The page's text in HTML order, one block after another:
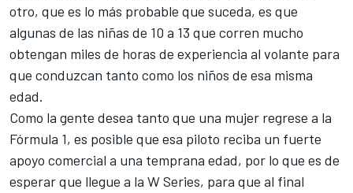
otro, que es lo más probable que suceda, es que
algunas de las niñas de 10 a 13 que corren mucho
obtengan miles de horas de experiencia al volante para
que conduzcan tanto como los niños de esa misma
edad.
Como la gente desea tanto que una mujer regrese a la
Fórmula 1, es posible que esa piloto reciba un fuerte
apoyo comercial a una temprana edad, por lo que es de
esperar que llegue a la W Series, para que al final